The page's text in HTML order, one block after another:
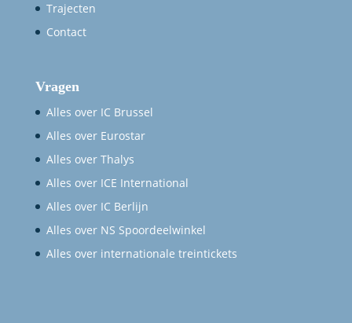
Trajecten
Contact
Vragen
Alles over IC Brussel
Alles over Eurostar
Alles over Thalys
Alles over ICE International
Alles over IC Berlijn
Alles over NS Spoordeelwinkel
Alles over internationale treintickets